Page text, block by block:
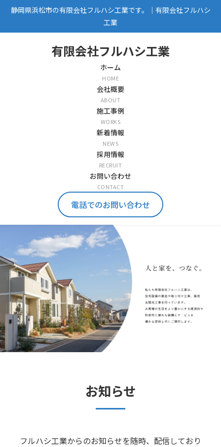
静岡県浜松市の有限会社フルハシ工業です。｜有限会社フルハシ
工業
有限会社フルハシ工業
ホーム
HOME
会社概要
ABOUT
施工事例
WORKS
新着情報
NEWS
採用情報
RECRUIT
お問い合わせ
CONTACT
電話でのお問い合わせ
お知らせ
フルハシ工業からのお知らせを随時、配信しており